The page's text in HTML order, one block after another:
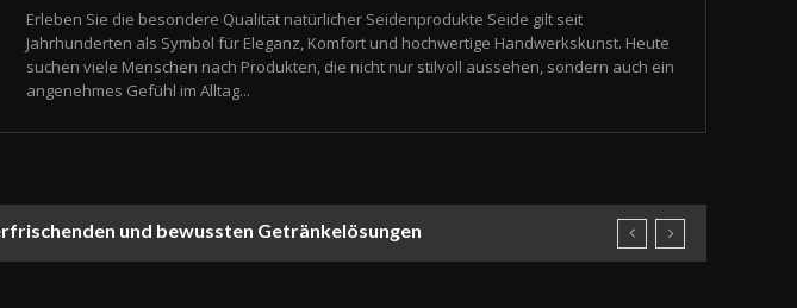
Erleben Sie die besondere Qualität natürlicher Seidenprodukte Seide gilt seit
Jahrhunderten als Symbol für Eleganz, Komfort und hochwertige Handwerkskunst. Heute
suchen viele Menschen nach Produkten, die nicht nur stilvoll aussehen, sondern auch ein
angenehmes Gefühl im Alltag...
und bewussten Getränkelösungen